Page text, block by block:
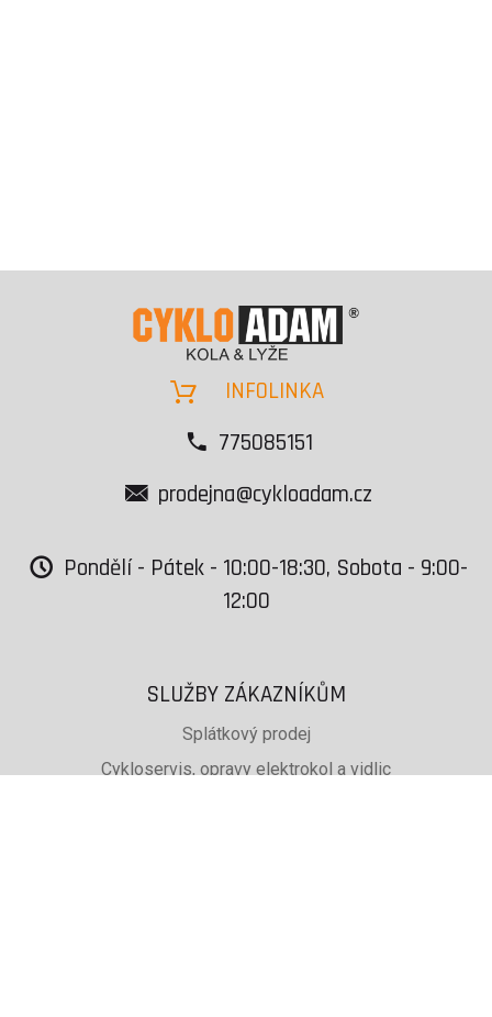
INFOLINKA
775085151
prodejna@cykloadam.cz
Pondělí - Pátek - 10:00-18:30, Sobota - 9:00-
12:00
SLUŽBY ZÁKAZNÍKŮM
Splátkový prodej
Cykloservis, opravy elektrokol a vidlic